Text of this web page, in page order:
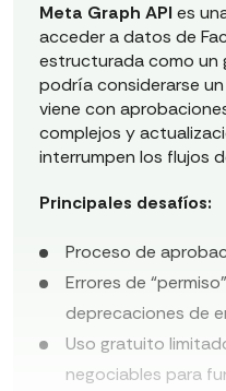
Meta Graph API es
acceder a datos de
estructurada como un
podría considerarse
viene con
complejos y
interrumpen los flujos
Principales desafíos:
Proceso de
Errores de
deprecaciones de
Uso gratuito
negociables para